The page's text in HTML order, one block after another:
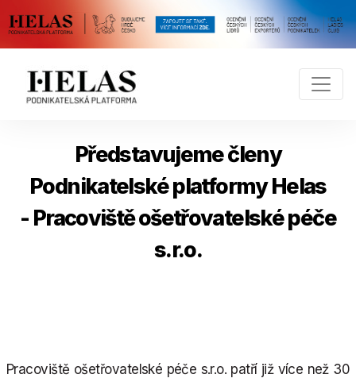
Představujeme členy
Podnikatelské platformy Helas
- Pracoviště ošetřovatelské péče
s.r.o.
Pracoviště ošetřovatelské péče s.r.o. patří již více než 30